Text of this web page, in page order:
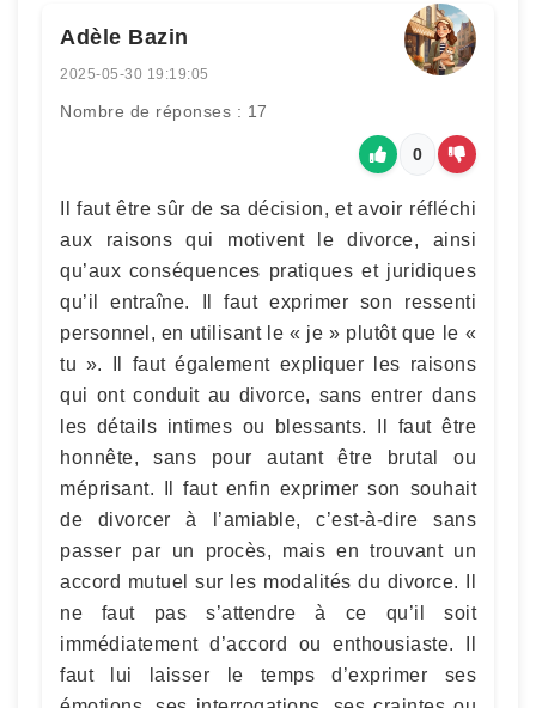
Adèle Bazin
2025-05-30 19:19:05
Nombre de réponses : 17
0
Il faut être sûr de sa décision, et avoir réfléchi
aux raisons qui motivent le divorce, ainsi
qu’aux conséquences pratiques et juridiques
qu’il entraîne. Il faut exprimer son ressenti
personnel, en utilisant le « je » plutôt que le «
tu ». Il faut également expliquer les raisons
qui ont conduit au divorce, sans entrer dans
les détails intimes ou blessants. Il faut être
honnête, sans pour autant être brutal ou
méprisant. Il faut enfin exprimer son souhait
de divorcer à l’amiable, c’est-à-dire sans
passer par un procès, mais en trouvant un
accord mutuel sur les modalités du divorce. Il
ne faut pas s’attendre à ce qu’il soit
immédiatement d’accord ou enthousiaste. Il
faut lui laisser le temps d’exprimer ses